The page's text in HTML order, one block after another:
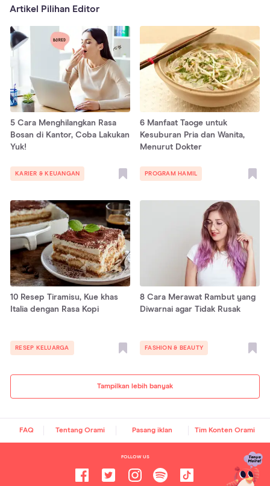
Artikel Pilihan Editor
Tampilkan lebih banyak
5 Cara Menghilangkan Rasa
Bosan di Kantor, Coba Lakukan
Yuk!
KARIER & KEUANGAN
6 Manfaat Taoge untuk
Kesuburan Pria dan Wanita,
Menurut Dokter
PROGRAM HAMIL
10 Resep Tiramisu, Kue khas
Italia dengan Rasa Kopi
RESEP KELUARGA
8 Cara Merawat Rambut yang
Diwarnai agar Tidak Rusak
FASHION & BEAUTY
FAQ Tentang Orami Pasang iklan Tim Konten Orami
FOLLOW US